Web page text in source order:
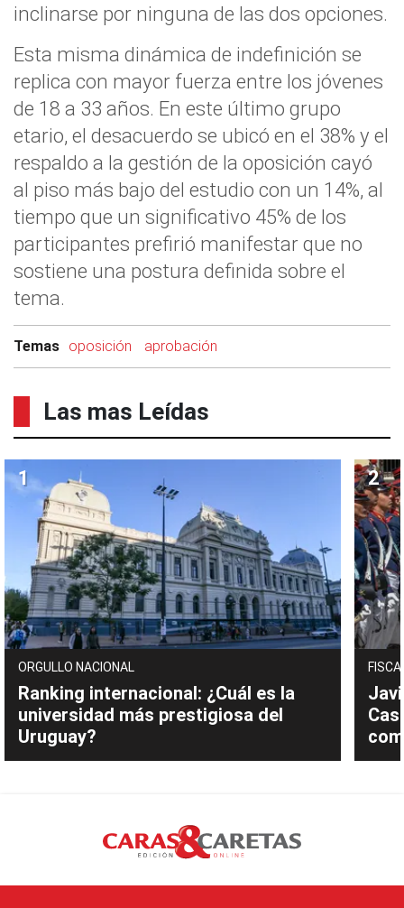
inclinarse por ninguna de las dos opciones.
Esta misma dinámica de indefinición se
replica con mayor fuerza entre los jóvenes
de 18 a 33 años. En este último grupo
etario, el desacuerdo se ubicó en el 38% y el
respaldo a la gestión de la oposición cayó
al piso más bajo del estudio con un 14%, al
tiempo que un significativo 45% de los
participantes prefirió manifestar que no
sostiene una postura definida sobre el
tema.
Temas oposición aprobación
Las mas Leídas
ORGULLO NACIONAL
Ranking internacional: ¿Cuál es la
universidad más prestigiosa del
Uruguay?